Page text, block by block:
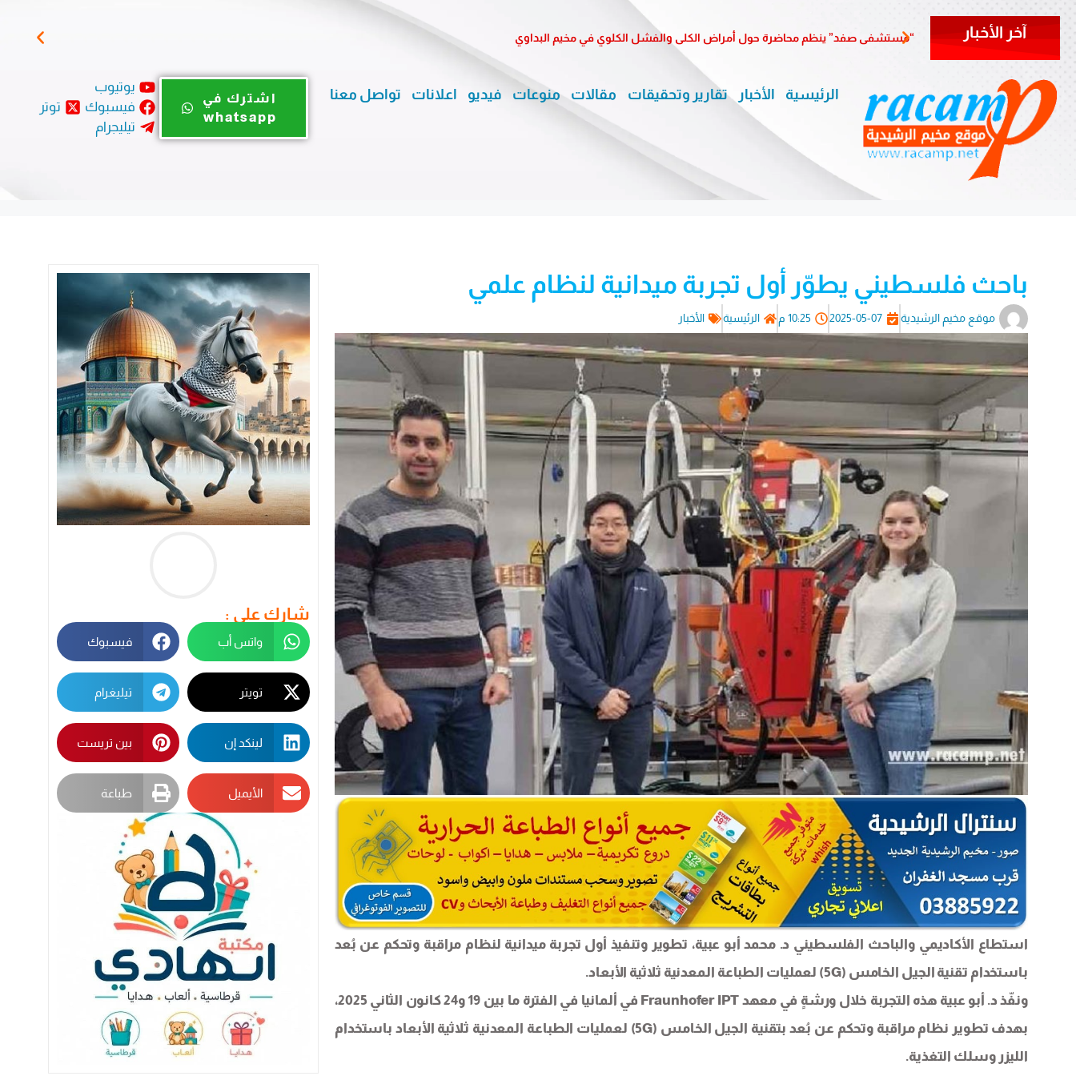
آخر الأخبار “مستشفى صفد” ينظم محاضرة حول أمراض الكلى والفشل الكلوي في مخيم البداوي
الرئيسية الأخبار تقارير وتحقيقات مقالات منوعات فيديو اعلانات تواصل معنا
يوتيوب
فيسبوك
توتر
تيليجرام
اشترك في
whatsapp
باحث فلسطيني يطوّر أول تجربة ميدانية لنظام علمي
موقع مخيم الرشيدية 2025-05-07 10:25 م الرئيسية الأخبار
استطاع الأكاديمي والباحث الفلسطيني د. محمد أبو عبية، تطوير وتنفيذ أول تجربة ميدانية لنظام مراقبة وتحكم عن بُعد
باستخدام تقنية الجيل الخامس (5G) لعمليات الطباعة المعدنية ثلاثية الأبعاد.
ونفّذ د. أبو عبية هذه التجربة خلال ورشةٍ في معهد Fraunhofer IPT في ألمانيا في الفترة ما بين 19 و24 كانون الثاني 2025،
بهدف تطوير نظام مراقبة وتحكم عن بُعد بتقنية الجيل الخامس (5G) لعمليات الطباعة المعدنية ثلاثية الأبعاد باستخدام
الليزر وسلك التغذية.
شارك على :
واتس أب فيسبوك
تويتر تيليغرام
لينكد إن بين تريست
الأيميل طباعة